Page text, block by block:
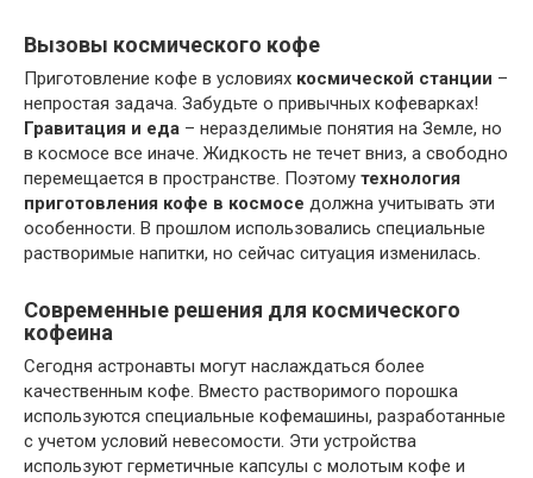
Вызовы космического кофе
Приготовление кофе в условиях космической станции –
непростая задача. Забудьте о привычных кофеварках!
Гравитация и еда – неразделимые понятия на Земле, но
в космосе все иначе. Жидкость не течет вниз, а свободно
перемещается в пространстве. Поэтому технология
приготовления кофе в космосе должна учитывать эти
особенности. В прошлом использовались специальные
растворимые напитки, но сейчас ситуация изменилась.
Современные решения для космического
кофеина
Сегодня астронавты могут наслаждаться более
качественным кофе. Вместо растворимого порошка
используются специальные кофемашины, разработанные
с учетом условий невесомости. Эти устройства
используют герметичные капсулы с молотым кофе и